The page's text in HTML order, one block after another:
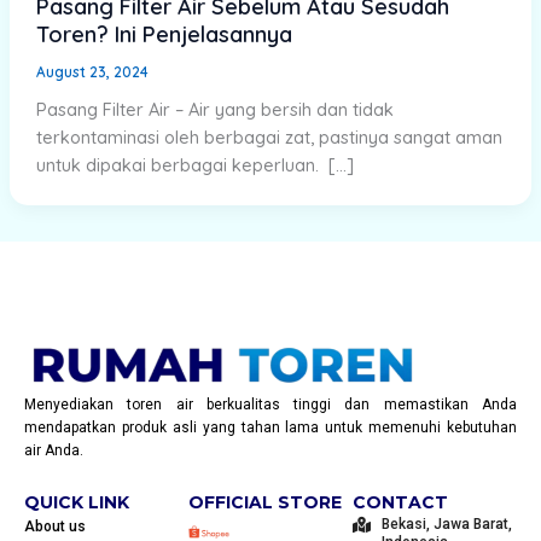
Pasang Filter Air Sebelum Atau Sesudah
Toren? Ini Penjelasannya
August 23, 2024
Pasang Filter Air – Air yang bersih dan tidak
terkontaminasi oleh berbagai zat, pastinya sangat aman
untuk dipakai berbagai keperluan. […]
Menyediakan toren air berkualitas tinggi dan memastikan Anda
mendapatkan produk asli yang tahan lama untuk memenuhi kebutuhan
air Anda.
QUICK LINK
About us
OFFICIAL STORE CONTACT
Bekasi, Jawa Barat,